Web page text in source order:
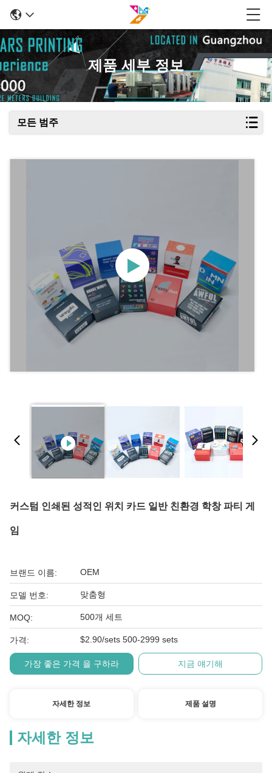
제품 세부 정보
모든 범주
커스텀 인쇄된 성적인 위치 카드 일반 친환경 학창 파티 게
임
브랜드 이름: OEM
모델 번호: 맞춤형
MOQ: 500개 세트
가격: $2.90/sets 500-2999 sets
가장 좋은 가격 을 구하라 지금 얘기해
자세한 정보 제품 설명
자세한 정보